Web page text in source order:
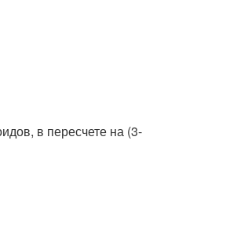
в пересчете на (3-